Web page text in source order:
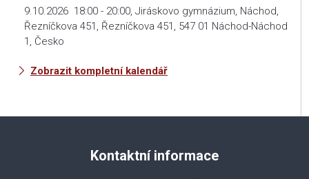
9.10.2026 18:00 - 20:00, Jiráskovo gymnázium, Náchod,
Řezníčkova 451, Řezníčkova 451, 547 01 Náchod-Náchod
1, Česko
Zobrazit kompletní kalendář
Kontaktní informace